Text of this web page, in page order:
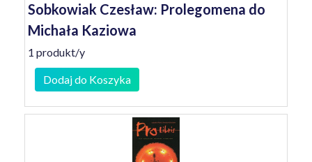
Sobkowiak Czesław: Prolegomena do
Michała Kaziowa
1 produkt/y
Dodaj do Koszyka